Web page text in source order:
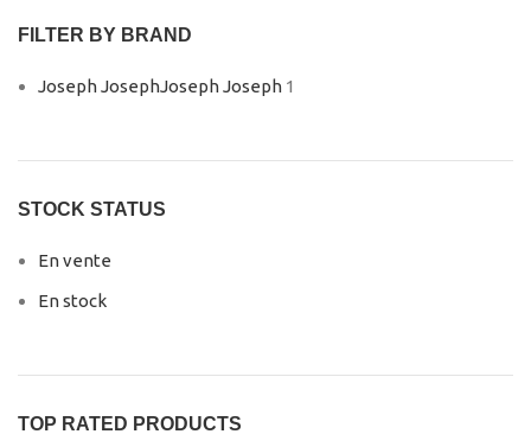
FILTER BY BRAND
Joseph JosephJoseph Joseph 1
STOCK STATUS
En vente
En stock
TOP RATED PRODUCTS